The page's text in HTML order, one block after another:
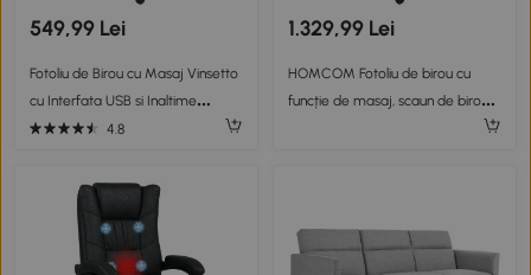
549,99 Lei
Fotoliu de Birou cu Masaj Vinsetto
cu Interfata USB si Inaltime
Reglabila, 60x74x106-116cm, Negru
4.8
1.329,99 Lei
HOMCOM Fotoliu de birou cu
funcție de masaj, scaun de birou